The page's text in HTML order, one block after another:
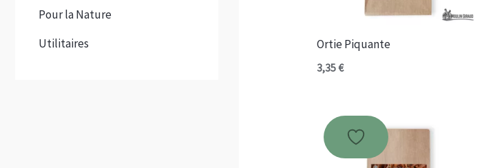
Pour la Nature
Utilitaires
Ortie Piquante
3,35€